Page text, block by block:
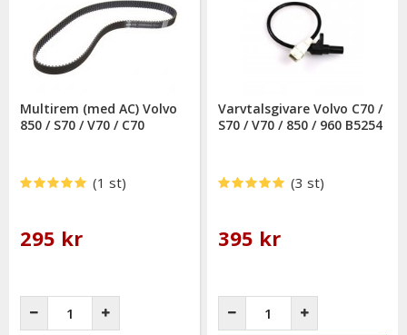
Multirem (med AC) Volvo
850 / S70 / V70 / C70
(1 st)
295 kr
Varvtalsgivare Volvo C70 /
S70 / V70 / 850 / 960 B5254
(3 st)
395 kr